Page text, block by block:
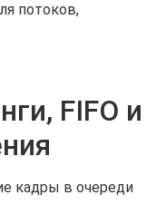
потоков,
FIFO и
кадры в очереди